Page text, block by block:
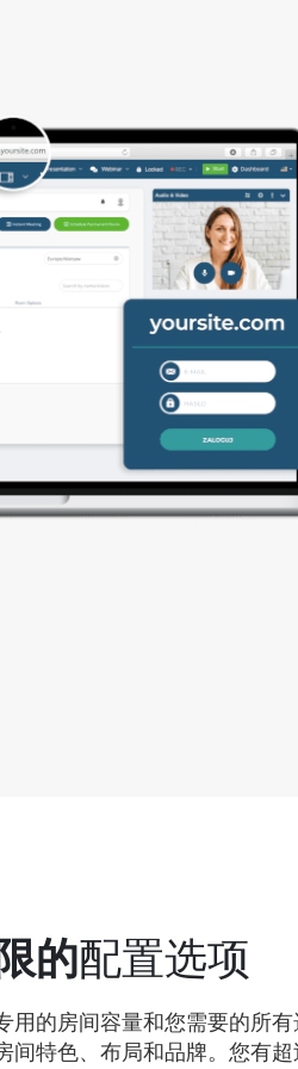
的配置选项
用的房间容量和您需要的所
间特色、布局和品牌。您有超